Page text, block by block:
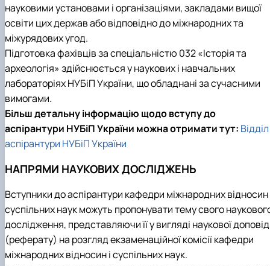
науковими установами і організаціями, закладами вищої
освіти цих держав або відповідно до міжнародних та
міжурядових угод.
Підготовка фахівцівза спеціальністю 032 «Історія та
археологія»здійснюється у наукових і навчальних
лабораторіях НУБіП України, що обладнані за сучасними
вимогами.
Більш детальну інформацію щодо вступу до
аспірантури НУБіП України можна отримати тут: Відділ
аспірантури НУБіП України
НАПРЯМИ НАУКОВИХ ДОСЛІДЖЕНЬ
Вступники до аспірантури кафедри міжнародних відносин
суспільних наукможуть пропонувати тему свого
дослідження, представляючи її у вигляді наукової
(реферату) на розгляд екзаменаційної комісіїкафедри
міжнародних відносин і суспільних наук.